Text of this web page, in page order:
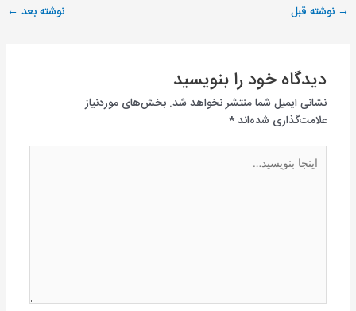
→ نوشته قبل نوشته بعد ←
دیدگاه‌ خود را بنویسید
نشانی ایمیل شما منتشر نخواهد شد. بخش‌های موردنیاز
علامت‌گذاری شده‌اند*
بنویسید…